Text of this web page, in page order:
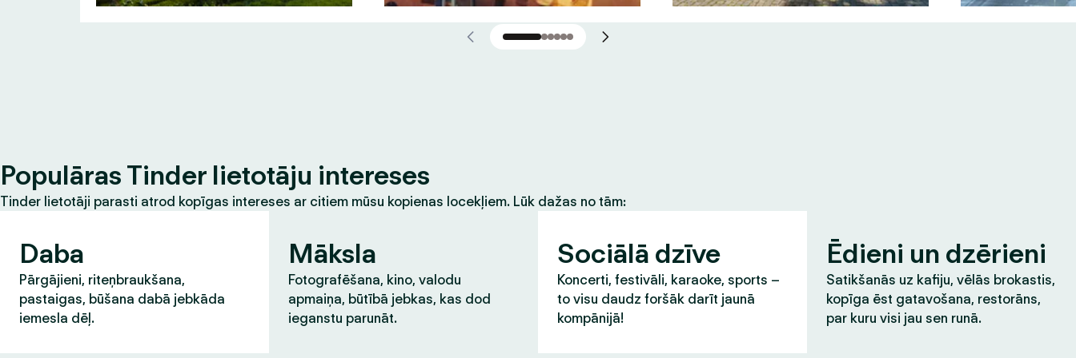
Populāras Tinder lietotāju intereses
Tinder lietotāji parasti atrod kopīgas intereses ar citiem mūsu kopienas locekļiem. Lūk dažas no tām:
Daba
Pārgājieni, riteņbraukšana,
pastaigas, būšana dabā jebkāda
iemesla dēļ.
Māksla
Fotografēšana, kino, valodu
apmaiņa, būtībā jebkas, kas dod
ieganstu parunāt.
Sociālā dzīve
Koncerti, festivāli, karaoke, sports –
to visu daudz foršāk darīt jaunā
kompānijā!
Ēdieni un dzērieni
Satikšanās uz kafiju, vēlās brokastis,
kopīga ēst gatavošana, restorāns,
par kuru visi jau sen runā.